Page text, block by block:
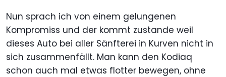
Nun sprach ich von einem gelungenen
Kompromiss und der kommt zustande weil
dieses Auto bei aller Sänfterei in Kurven nicht in
sich zusammenfällt. Man kann den Kodiaq
schon auch mal etwas flotter bewegen, ohne